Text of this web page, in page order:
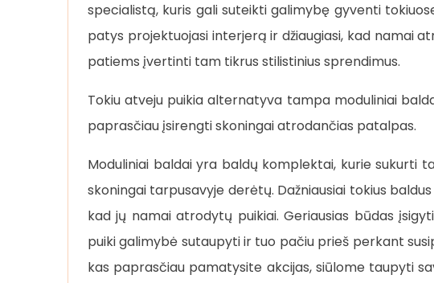
specialistą, kuris gali suteikti galimybę gyventi
patys projektuojasi interjerą ir džiaugiasi, kad namai
patiems įvertinti tam tikrus stilistinius sprendimus.
Tokiu atveju puikia alternatyva tampa moduliniai
paprasčiau įsirengti skoningai atrodančias patalpas.
Moduliniai baldai yra baldų komplektai, kurie sukurti
skoningai tarpusavyje derėtų. Dažniausiai tokius
kad jų namai atrodytų puikiai. Geriausias būdas
puiki galimybė sutaupyti ir tuo pačiu prieš perkant
kas paprasčiau pamatysite akcijas, siūlome taupyti